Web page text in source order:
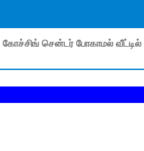
கோச்சிங் சென்டர் போகாமல் வீட்டில்